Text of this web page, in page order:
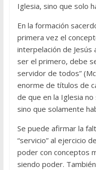
Iglesia, sino que solo
En la formación
primera vez el
interpelación de Jesús
ser el primero, debe
servidor de todos”
enorme de títulos de
de que en la Iglesia
sino que solamente
Se puede afirmar la
“servicio” al ejercicio
poder con conceptos
siendo poder.